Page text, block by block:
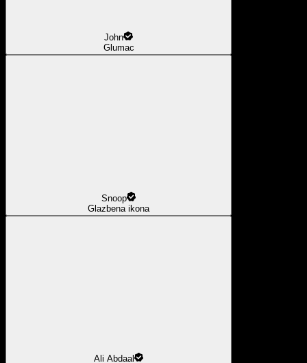
John
Glumac
Snoop
Glazbena ikona
Ali Abdaal